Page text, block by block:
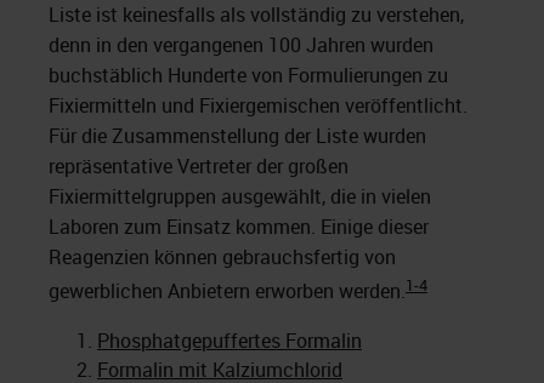
Liste ist keinesfalls als vollständig zu verstehen,
denn in den vergangenen 100 Jahren wurden
buchstäblich Hunderte von Formulierungen zu
Fixiermitteln und Fixiergemischen veröffentlicht.
Für die Zusammenstellung der Liste wurden
repräsentative Vertreter der großen
Fixiermittelgruppen ausgewählt, die in vielen
Laboren zum Einsatz kommen. Einige dieser
Reagenzien können gebrauchsfertig von
gewerblichen Anbietern erworben werden.1-4
Phosphatgepuffertes Formalin
Formalin mit Kalziumchlorid